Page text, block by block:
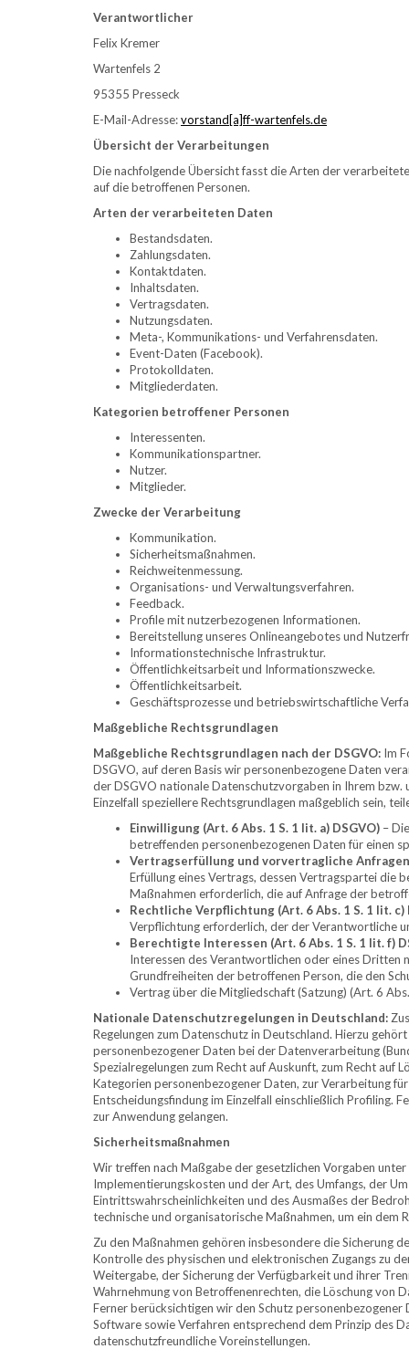
Verantwortlicher
Felix Kremer
Wartenfels 2
95355 Presseck
E-Mail-Adresse:vorstand[a]ff-wartenfels.de
Übersicht der Verarbeitungen
Die nachfolgende Übersicht fasst die Arten der
auf die betroffenen Personen.
Arten der verarbeiteten Daten
Bestandsdaten.
Zahlungsdaten.
Kontaktdaten.
Inhaltsdaten.
Vertragsdaten.
Nutzungsdaten.
Meta-, Kommunikations- und Verfahrensdaten.
Event-Daten (Facebook).
Protokolldaten.
Mitgliederdaten.
Kategorien betroffener Personen
Interessenten.
Kommunikationspartner.
Nutzer.
Mitglieder.
Zwecke der Verarbeitung
Kommunikation.
Sicherheitsmaßnahmen.
Reichweitenmessung.
Organisations- und Verwaltungsverfahren.
Feedback.
Profile mit nutzerbezogenen Informationen.
Bereitstellung unseres Onlineangebotes und
Informationstechnische Infrastruktur.
Öffentlichkeitsarbeit und Informationszwecke.
Öffentlichkeitsarbeit.
Geschäftsprozesse und betriebswirtschaftliche
Maßgebliche Rechtsgrundlagen
Maßgebliche Rechtsgrundlagen nach der DSGVO: Im
DSGVO, auf deren Basis wir personenbezogene Daten
der DSGVO nationale Datenschutzvorgaben in Ihrem
Einzelfall speziellere Rechtsgrundlagen maßgeblich sein,
Einwilligung (Art. 6 Abs. 1 S. 1 lit. a) DSGVO) –
betreffenden personenbezogenen Daten für einen
Vertragserfüllung und vorvertragliche Anfragen
Erfüllung eines Vertrags, dessen Vertragspartei die
Maßnahmen erforderlich, die auf Anfrage der
Rechtliche Verpflichtung (Art. 6 Abs. 1 S. 1 lit. c)
Verpflichtung erforderlich, der der Verantwortliche
Berechtigte Interessen (Art. 6 Abs. 1 S. 1 lit. f)
Interessen des Verantwortlichen oder eines Dritten
Grundfreiheiten der betroffenen Person, die den
Vertrag über die Mitgliedschaft (Satzung) (Art. 6
Nationale Datenschutzregelungen in Deutschland:
Regelungen zum Datenschutz in Deutschland. Hierzu
personenbezogener Daten bei der Datenverarbeitung
Spezialregelungen zum Recht auf Auskunft, zum Recht auf
Kategorien personenbezogener Daten, zur Verarbeitung
Entscheidungsfindung im Einzelfall einschließlich Profiling.
zur Anwendung gelangen.
Sicherheitsmaßnahmen
Wir treffen nach Maßgabe der gesetzlichen Vorgaben
Implementierungskosten und der Art, des Umfangs, der
Eintrittswahrscheinlichkeiten und des Ausmaßes der
technische und organisatorische Maßnahmen, um ein dem
Zu den Maßnahmen gehören insbesondere die Sicherung
Kontrolle des physischen und elektronischen Zugangs zu
Weitergabe, der Sicherung der Verfügbarkeit und ihrer
Wahrnehmung von Betroffenenrechten, die Löschung von
Ferner berücksichtigen wir den Schutz
Software sowie Verfahren entsprechend dem Prinzip des
datenschutzfreundliche Voreinstellungen.